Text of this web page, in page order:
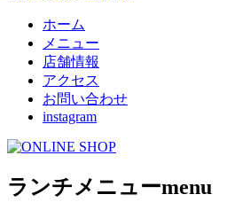
ホーム
メニュー
店舗情報
アクセス
お問い合わせ
instagram
ランチメニューmenu